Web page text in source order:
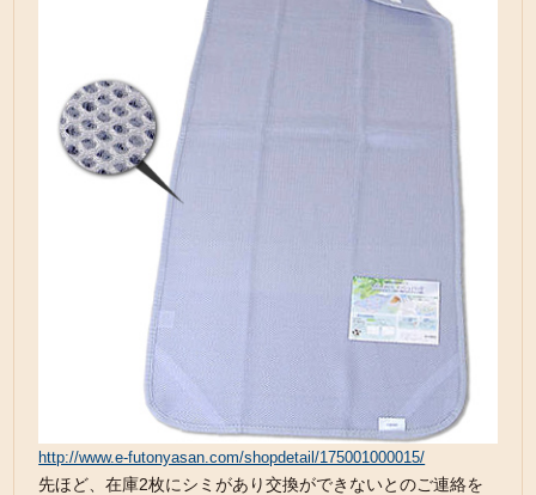
http://www.e-futonyasan.com/shopdetail/175001000015/
先ほど、在庫2枚にシミがあり交換ができないとのご連絡を